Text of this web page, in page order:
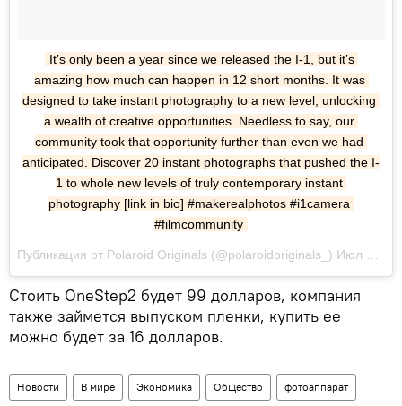
It’s only been a year since we released the I-1, but it’s
amazing how much can happen in 12 short months. It was
designed to take instant photography to a new level, unlocking
a wealth of creative opportunities. Needless to say, our
community took that opportunity further than even we had
anticipated. Discover 20 instant photographs that pushed the I-
1 to whole new levels of truly contemporary instant
photography [link in bio] #makerealphotos #i1camera
#filmcommunity
Публикация от Polaroid Originals (@polaroidoriginals_) Июл 6 2017 в 1:48 PDT
Стоить OneStep2 будет 99 долларов, компания
также займется выпуском пленки, купить ее
можно будет за 16 долларов.
Новости В мире Экономика Общество фотоаппарат